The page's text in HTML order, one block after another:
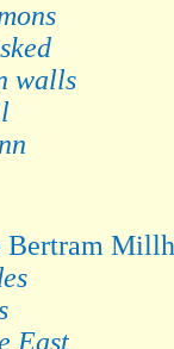
walls
Bertram
East